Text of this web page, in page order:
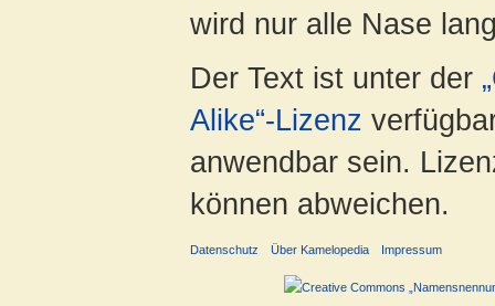
wird nur alle Nase
Der Text ist unter der
Alike“-Lizenz
anwendbar sein.
können abweichen.
Datenschutz Über Kamelopedia Impressum